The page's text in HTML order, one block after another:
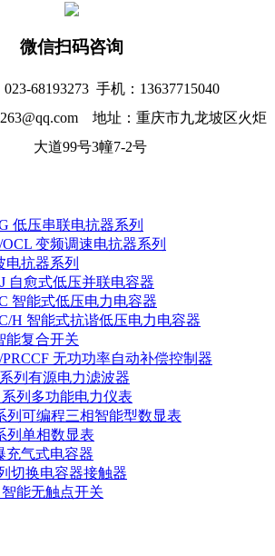
微信扫码咨询
68193273 手机：13637715040
地址：重庆市九龙坡区火炬
大道99号3幢7-2号
低压串联电抗器系列
变频调速电抗器系列
电抗器系列
自愈式低压并联电容器
智能式低压电力电容器
H 智能式抗谐低压电力电容器
能复合开关
无功功率自动补偿控制器
列有源电力滤波器
列多功能电力仪表
列可编程三相智能型数显表
列单相数显表
充气式电容器
切换电容器接触器
能无触点开关